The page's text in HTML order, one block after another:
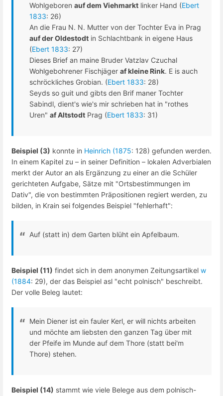
Wohlgeboren auf dem Viehmarkt linker Hand (Ebert
1833: 26)
An die Frau N. N. Mutter von der Tochter Eva in Prag
auf der Oldestodt in Schlachtbank in eigene Haus
(Ebert 1833: 27)
Dieses Brief an maine Bruder Vatzlav Czuchal
Wohlgebohrener Fischjäger af kleine Rink. E is auch
schröckliches Grobian. (Ebert 1833: 28)
Seyds so guit und gibts den Brif maner Tochter
Sabindl, dient's wie's mir schrieben hat in "rothes
Uren" af Altstodt Prag (Ebert 1833: 31)
Beispiel (3) konnte in Heinrich (1875: 128) gefunden werden.
In einem Kapitel zu – in seiner Definition – lokalen Adverbialen
merkt der Autor an als Ergänzung zu einer an die Schüler
gerichteten Aufgabe, Sätze mit "Ortsbestimmungen im
Dativ", die von bestimmten Präpositionen regiert werden, zu
bilden, in Krain sei folgendes Beispiel "fehlerhaft":
Auf (statt in) dem Garten blüht ein Apfelbaum.
Beispiel (11) findet sich in dem anonymen Zeitungsartikel w
(1884: 29), der das Beispiel asl "echt polnisch" beschreibt.
Der volle Beleg lautet:
Mein Diener ist ein fauler Kerl, er will nichts arbeiten
und möchte am liebsten den ganzen Tag über mit
der Pfeife im Munde auf dem Thore (statt bei'm
Thore) stehen.
Beispiel (14) stammt wie viele Belege aus dem polnisch-